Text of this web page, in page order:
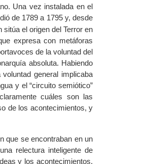
Una vez instalada en el
de 1789 a 1795 y, desde
el origen del Terror en
expresa con metáforas
de la voluntad del
absoluta. Habiendo
general implicaba
y el “circuito semiótico”
cuáles son las
de los acontecimientos, y
que se encontraban en un
relectura inteligente de
y los acontecimientos.